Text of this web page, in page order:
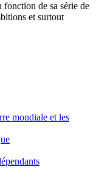
fonction de sa série de
et surtout
mondiale et les